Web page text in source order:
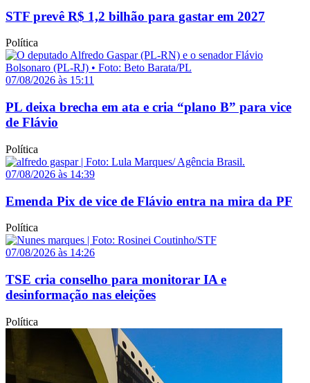
STF prevê R$ 1,2 bilhão para gastar em 2027
Política
07/08/2026 às 15:11
PL deixa brecha em ata e cria “plano B” para vice
de Flávio
Política
07/08/2026 às 14:39
Emenda Pix de vice de Flávio entra na mira da PF
Política
07/08/2026 às 14:26
TSE cria conselho para monitorar IA e
desinformação nas eleições
Política